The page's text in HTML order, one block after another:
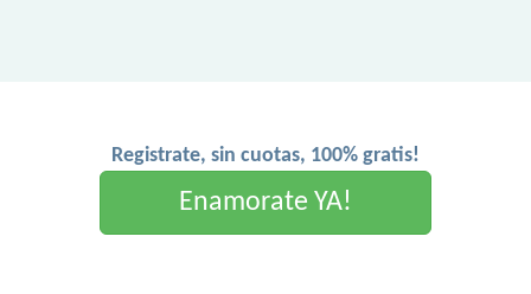
Registrate, sin cuotas, 100% gratis!
Enamorate YA!